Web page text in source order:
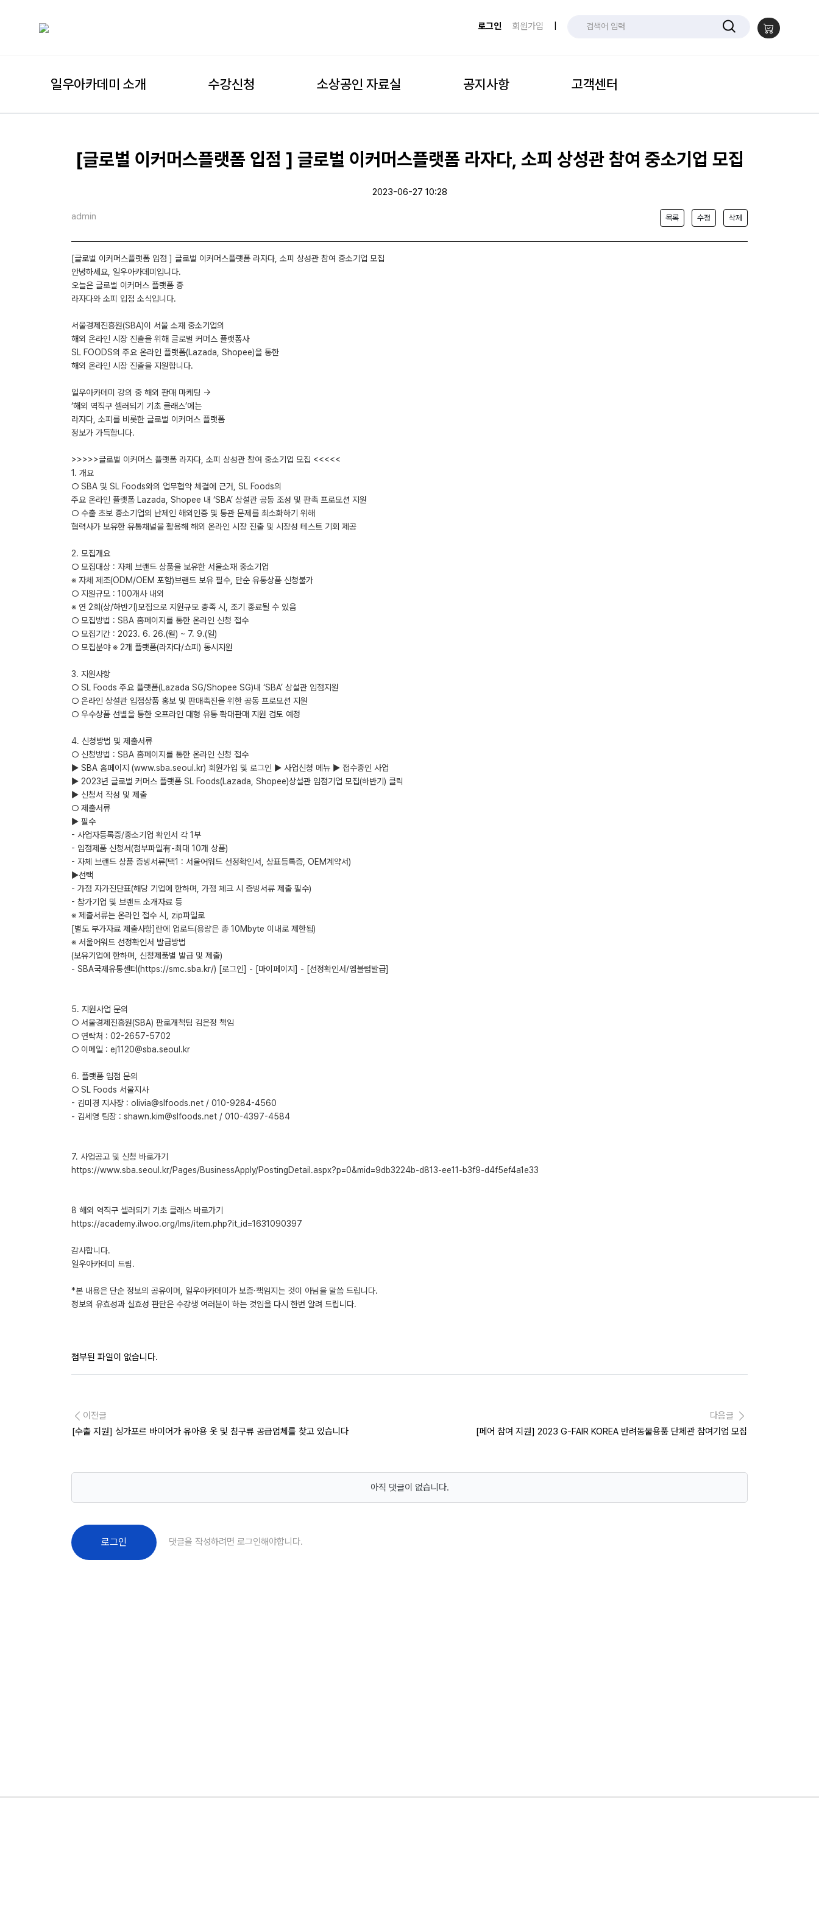
로그인 회원가입
일우아카데미 소개 수강신청 소상공인 자료실 공지사항 고객센터
[글로벌 이커머스플랫폼 입점 ] 글로벌 이커머스플랫폼 라자다, 소피 상성관 참여 중소기업 모집
2023-06-27 10:28
admin 목록 수정 삭제
[글로벌 이커머스플랫폼 입점 ] 글로벌 이커머스플랫폼 라자다, 소피 상성관 참여 중소기업 모집
안녕하세요, 일우아카데미입니다.
오늘은 글로벌 이커머스 플랫폼 중
라자다와 소피 입점 소식입니다.
서울경제진흥원(SBA)이 서울 소재 중소기업의
해외 온라인 시장 진출을 위해 글로벌 커머스 플랫폼사
SL FOODS의 주요 온라인 플랫폼(Lazada, Shopee)을 통한
해외 온라인 시장 진출을 지원합니다.
일우아카데미 강의 중 해외 판매 마케팅 →
‘해외 역직구 셀러되기 기초 클래스’에는
라자다, 소피를 비롯한 글로벌 이커머스 플랫폼
정보가 가득합니다.
>>>>>글로벌 이커머스 플랫폼 라자다, 소피 상성관 참여 중소기업 모집 <<<<<
1. 개요
○ SBA 및 SL Foods와의 업무협약 체결에 근거, SL Foods의
주요 온라인 플랫폼 Lazada, Shopee 내 ‘SBA’ 상설관 공동 조성 및 판촉 프로모션 지원
○ 수출 초보 중소기업의 난제인 해외인증 및 통관 문제를 최소화하기 위해
협력사가 보유한 유통채널을 활용해 해외 온라인 시장 진출 및 시장성 테스트 기회 제공
2. 모집개요
○ 모집대상 : 자체 브랜드 상품을 보유한 서울소재 중소기업
※ 자체 제조(ODM/OEM 포함)브랜드 보유 필수, 단순 유통상품 신청불가
○ 지원규모 : 100개사 내외
※ 연 2회(상/하반기)모집으로 지원규모 충족 시, 조기 종료될 수 있음
○ 모집방법 : SBA 홈페이지를 통한 온라인 신청 접수
○ 모집기간 : 2023. 6. 26.(월) ~ 7. 9.(일)
○ 모집분야 ※ 2개 플랫폼(라자다/쇼피) 동시지원
3. 지원사항
○ SL Foods 주요 플랫폼(Lazada SG/Shopee SG)내 ‘SBA’ 상설관 입점지원
○ 온라인 상설관 입점상품 홍보 및 판매촉진을 위한 공동 프로모션 지원
○ 우수상품 선별을 통한 오프라인 대형 유통 확대판매 지원 검토 예정
4. 신청방법 및 제출서류
○ 신청방법 : SBA 홈페이지를 통한 온라인 신청 접수
▶ SBA 홈페이지 (www.sba.seoul.kr) 회원가입 및 로그인 ▶ 사업신청 메뉴 ▶ 접수중인 사업
▶ 2023년 글로벌 커머스 플랫폼 SL Foods(Lazada, Shopee)상설관 입점기업 모집(하반기) 클릭
▶ 신청서 작성 및 제출
○ 제출서류
▶ 필수
- 사업자등록증/중소기업 확인서 각 1부
- 입점제품 신청서(첨부파일有-최대 10개 상품)
- 자체 브랜드 상품 증빙서류(택1 : 서울어워드 선정확인서, 상표등록증, OEM계약서)
▶선택
- 가점 자가진단표(해당 기업에 한하며, 가점 체크 시 증빙서류 제출 필수)
- 참가기업 및 브랜드 소개자료 등
※ 제출서류는 온라인 접수 시, zip파일로
[별도 부가자료 제출사항]란에 업로드(용량은 총 10Mbyte 이내로 제한됨)
※ 서울어워드 선정확인서 발급방법
(보유기업에 한하며, 신청제품별 발급 및 제출)
- SBA국제유통센터(https://smc.sba.kr/) [로그인] - [마이페이지] - [선정확인서/엠블럼발급]
5. 지원사업 문의
○ 서울경제진흥원(SBA) 판로개척팀 김은정 책임
○ 연락처 : 02-2657-5702
○ 이메일 : ej1120@sba.seoul.kr
6. 플랫폼 입점 문의
○ SL Foods 서울지사
- 김미경 지사장 : olivia@slfoods.net / 010-9284-4560
- 김세영 팀장 : shawn.kim@slfoods.net / 010-4397-4584
7. 사업공고 및 신청 바로가기
https://www.sba.seoul.kr/Pages/BusinessApply/PostingDetail.aspx?p=0&mid=9db3224b-d813-ee11-b3f9-d4f5ef4a1e33
8 해외 역직구 셀러되기 기초 클래스 바로가기
https://academy.ilwoo.org/lms/item.php?it_id=1631090397
감사합니다.
일우아카데미 드림.
*본 내용은 단순 정보의 공유이며, 일우아카데미가 보증·책임지는 것이 아님을 말씀 드립니다.
정보의 유효성과 실효성 판단은 수강생 여러분이 하는 것임을 다시 한번 알려 드립니다.
첨부된 파일이 없습니다.
이전글
[수출 지원] 싱가포르 바이어가 유아용 옷 및 침구류 공급업체를 찾고 있습니다
다음글
[페어 참여 지원] 2023 G-FAIR KOREA 반려동물용품 단체관 참여기업 모집
아직 댓글이 없습니다.
로그인 댓글을 작성하려면 로그인해야합니다.